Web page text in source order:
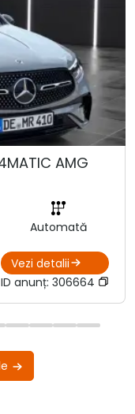
AMG
Automată
Vezi detalii
ID anunț: 306664